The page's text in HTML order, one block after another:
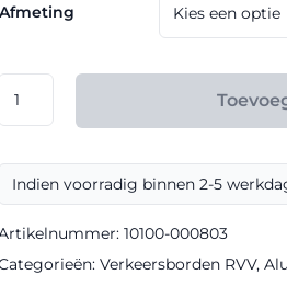
tot
€
Afmeting
model
Indien voorradig binnen 2-5
10100-000803
Verkeersborden RVV,